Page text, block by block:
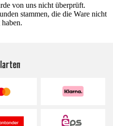
von uns nicht überprüft.
stammen, die die Ware nicht